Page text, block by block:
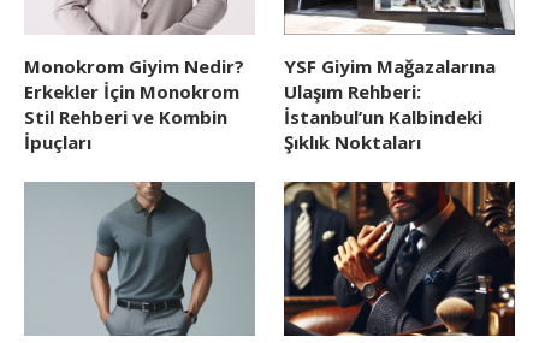
Monokrom Giyim Nedir?
Erkekler İçin Monokrom
Stil Rehberi ve Kombin
İpuçları
YSF Giyim Mağazalarına
Ulaşım Rehberi:
İstanbul’un Kalbindeki
Şıklık Noktaları